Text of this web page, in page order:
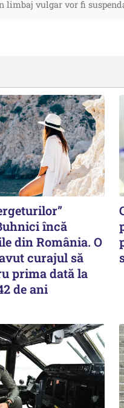
limbaj vulgar vor fi
încă
din România. O
curajul să
prima dată la
de ani